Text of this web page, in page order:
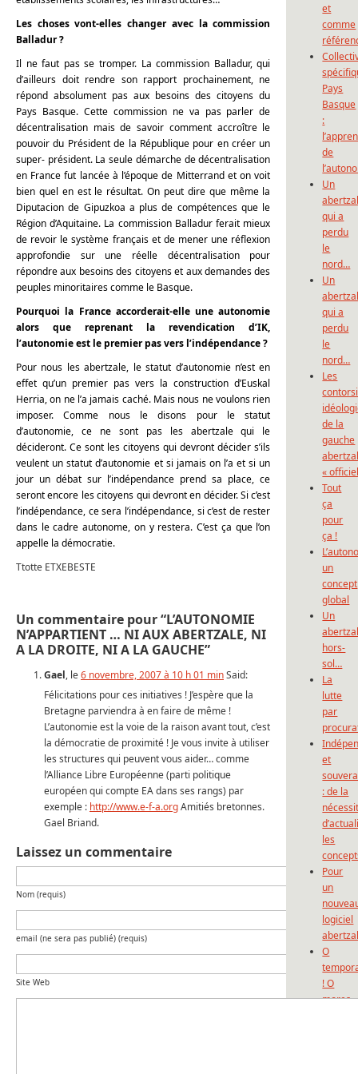
Les choses vont-elles changer avec la commission
Balladur ?
Il ne faut pas se tromper. La commission Balladur, qui
d’ailleurs doit rendre son rapport prochainement, ne
répond absolument pas aux besoins des citoyens du
Pays Basque. Cette commission ne va pas parler de
décentralisation mais de savoir comment accroître le
pouvoir du Président de la République pour en créer un
super- président. La seule démarche de décentralisation
en France fut lancée à l’époque de Mitterrand et on voit
bien quel en est le résultat. On peut dire que même la
Diputacion de Gipuzkoa a plus de compétences que le
Région d’Aquitaine. La commission Balladur ferait mieux
de revoir le système français et de mener une réflexion
approfondie sur une réelle décentralisation pour
répondre aux besoins des citoyens et aux demandes des
peuples minoritaires comme le Basque.
Pourquoi la France accorderait-elle une autonomie
alors que reprenant la revendication d’IK,
l’autonomie est le premier pas vers l’indépendance ?
Pour nous les abertzale, le statut d’autonomie n’est en
effet qu’un premier pas vers la construction d’Euskal
Herria, on ne l’a jamais caché. Mais nous ne voulons rien
imposer. Comme nous le disons pour le statut
d’autonomie, ce ne sont pas les abertzale qui le
décideront. Ce sont les citoyens qui devront décider s’ils
veulent un statut d’autonomie et si jamais on l’a et si un
jour un débat sur l’indépendance prend sa place, ce
seront encore les citoyens qui devront en décider. Si c’est
l’indépendance, ce sera l’indépendance, si c’est de rester
dans le cadre autonome, on y restera. C’est ça que l’on
appelle la démocratie.
Ttotte ETXEBESTE
Un commentaire pour “L’AUTONOMIE
N’APPARTIENT … NI AUX ABERTZALE, NI
A LA DROITE, NI A LA GAUCHE”
Gael, le6 novembre, 2007 à 10 h 01 minSaid:
Félicitations pour ces initiatives ! J’espère que la
Bretagne parviendra à en faire de même !
L’autonomie est la voie de la raison avant tout, c’est
la démocratie de proximité ! Je vous invite à utiliser
les structures qui peuvent vous aider… comme
l’Alliance Libre Européenne (parti politique
européen qui compte EA dans ses rangs) par
exemple : http://www.e-f-a.orgAmitiés bretonnes.
Gael Briand.
Laissez un commentaire
Nom (requis)
email (ne sera pas publié) (requis)
Site Web
et
comme
Pays
Basque
:
de
Un
qui a
perdu
le
nord…
Un
qui a
perdu
le
nord…
Les
de la
gauche
«
Tout
ça
pour
ça !
un
concept
global
Un
hors-
sol…
La
lutte
par
et
: de la
les
Pour
un
logiciel
O
! O
mores